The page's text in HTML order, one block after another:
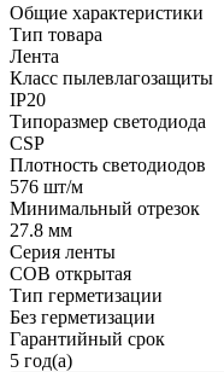
Общие характеристики
Тип товара
Лента
Класс пылевлагозащиты
IP20
Типоразмер светодиода
CSP
Плотность светодиодов
576 шт/м
Минимальный отрезок
27.8 мм
Серия ленты
COB открытая
Тип герметизации
Без герметизации
Гарантийный срок
5 год(а)